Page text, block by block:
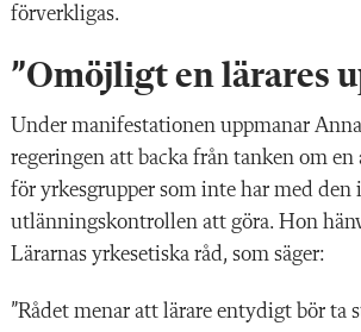
förverkligas.
”Omöjligt en lärares
Under manifestationen uppmanar
regeringen att backa från tanken om
för yrkesgrupper som inte har med den
utlänningskontrollen att göra. Hon
Lärarnas yrkesetiska råd, som säger:
”Rådet menar att lärare entydigt bör ta